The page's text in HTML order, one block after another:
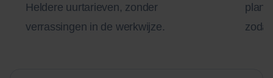
Heldere uurtarieven, zonder
verrassingen in de werkwijze.